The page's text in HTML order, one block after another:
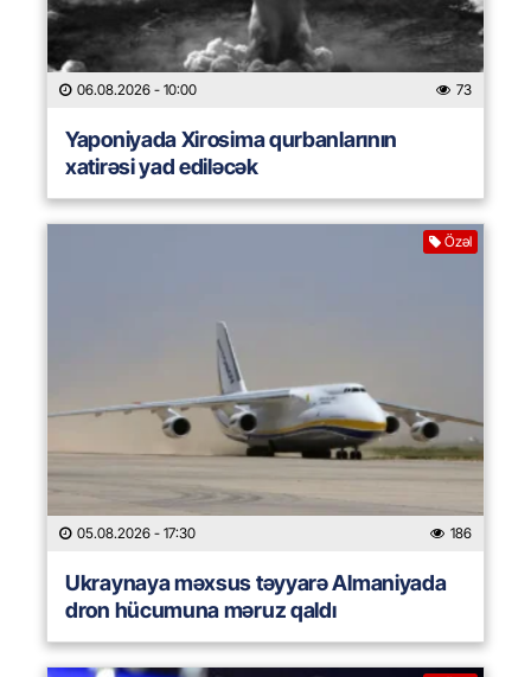
06.08.2026 - 10:00 73
Yaponiyada Xirosima qurbanlarının
xatirəsi yad ediləcək
Özəl
05.08.2026 - 17:30 186
Ukraynaya məxsus təyyarə Almaniyada
dron hücumuna məruz qaldı